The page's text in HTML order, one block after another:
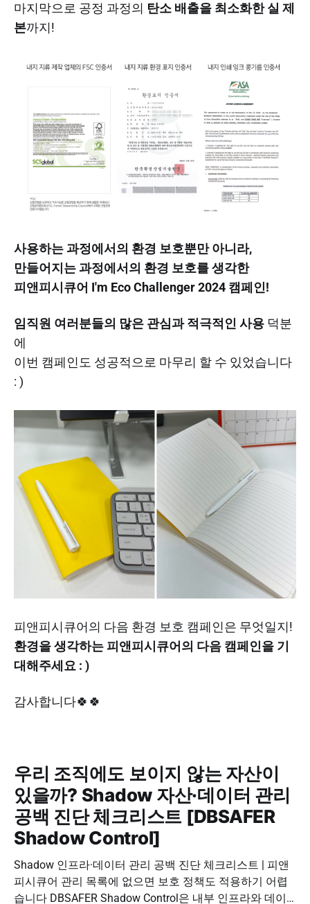
마지막으로 공정 과정의 탄소 배출을 최소화한 실 제
본까지!
사용하는 과정에서의 환경 보호뿐만 아니라,
만들어지는 과정에서의 환경 보호를 생각한
피앤피시큐어 I'm Eco Challenger 2024 캠페인!
임직원 여러분들의 많은 관심과 적극적인 사용 덕분
에
이번 캠페인도 성공적으로 마무리 할 수 있었습니다
: )
피앤피시큐어의 다음 환경 보호 캠페인은 무엇일지!
환경을 생각하는 피앤피시큐어의 다음 캠페인을 기
대해주세요 : )
감사합니다🍀🍀
우리 조직에도 보이지 않는 자산이
있을까? Shadow 자산·데이터 관리
공백 진단 체크리스트 [DBSAFER
Shadow Control]
Shadow 인프라·데이터 관리 공백 진단 체크리스트 | 피앤
피시큐어 관리 목록에 없으면 보호 정책도 적용하기 어렵
습니다 DBSAFER Shadow Control은 내부 인프라와 데이